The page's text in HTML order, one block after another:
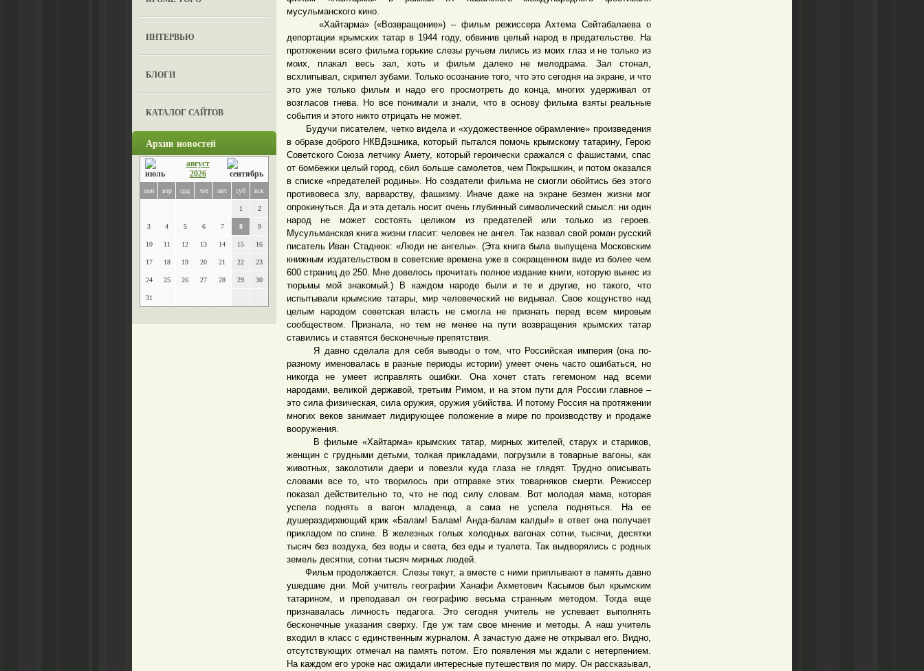
ИНТЕРВЬЮ
БЛОГИ
КАТАЛОГ САЙТОВ
Архив новостей
август
2026
пон втр срд чет пят суб вск
1 2
3 4 5 6 7 8 9
10 11 12 13 14 15 16
17 18 19 20 21 22 23
24 25 26 27 28 29 30
31
мусульманского кино.
«Хайтарма» («Возвращение») – фильм режиссера Ахтема Сейтабалаева о
депортации крымских татар в 1944 году, обвинив целый народ в предательстве. На
протяжении всего фильма горькие слезы ручьем лились из моих глаз и не только из
моих, плакал весь зал, хоть и фильм далеко не мелодрама. Зал стонал,
всхлипывал, скрипел зубами. Только осознание того, что это сегодня на экране, и что
это уже только фильм и надо его просмотреть до конца, многих удерживал от
возгласов гнева. Но все понимали и знали, что в основу фильма взяты реальные
события и этого никто отрицать не может.
Будучи писателем, четко видела и «художественное обрамление» произведения
в образе доброго НКВДэшника, который пытался помочь крымскому татарину, Герою
Советского Союза летчику Амету, который героически сражался с фашистами, спас
от бомбежки целый город, сбил больше самолетов, чем Покрышкин, и потом оказался
в списке «предателей родины». Но создатели фильма не смогли обойтись без этого
противовеса злу, варварству, фашизму. Иначе даже на экране безмен жизни мог
опрокинуться. Да и эта деталь носит очень глубинный символический смысл: ни один
народ не может состоять целиком из предателей или только из героев.
Мусульманская книга жизни гласит: человек не ангел. Так назвал свой роман русский
писатель Иван Стаднюк: «Люди не ангелы». (Эта книга была выпущена Московским
книжным издательством в советские времена уже в сокращенном виде из более чем
600 страниц до 250. Мне довелось прочитать полное издание книги, которую вынес из
тюрьмы мой знакомый.) В каждом народе были и те и другие, но такого, что
испытывали крымские татары, мир человеческий не видывал. Свое кощунство над
целым народом советская власть не смогла не признать перед всем мировым
сообществом. Признала, но тем не менее на пути возвращения крымских татар
ставились и ставятся бесконечные препятствия.
Я давно сделала для себя выводы о том, что Российская империя (она по-
разному именовалась в разные периоды истории) умеет очень часто ошибаться, но
никогда не умеет исправлять ошибки. Она хочет стать гегемоном над всеми
народами, великой державой, третьим Римом, и на этом пути для России главное –
это сила физическая, сила оружия, оружия убийства. И потому Россия на протяжении
многих веков занимает лидирующее положение в мире по производству и продаже
вооружения.
В фильме «Хайтарма» крымских татар, мирных жителей, старух и стариков,
женщин с грудными детьми, толкая прикладами, погрузили в товарные вагоны, как
животных, заколотили двери и повезли куда глаза не глядят. Трудно описывать
словами все то, что творилось при отправке этих товарняков смерти. Режиссер
показал действительно то, что не под силу словам. Вот молодая мама, которая
успела поднять в вагон младенца, а сама не успела подняться. На ее
душераздирающий крик «Балам! Балам! Анда-балам калды!» в ответ она получает
прикладом по спине. В железных голых холодных вагонах сотни, тысячи, десятки
тысяч без воздуха, без воды и света, без еды и туалета. Так выдворялись с родных
земель десятки, сотни тысяч мирных людей.
Фильм продолжается. Слезы текут, а вместе с ними приплывают в память давно
ушедшие дни. Мой учитель географии Ханафи Ахметович Касымов был крымским
татарином, и преподавал он географию весьма странным методом. Тогда еще
признавалась личность педагога. Это сегодня учитель не успевает выполнять
бесконечные указания сверху. Где уж там свое мнение и методы. А наш учитель
входил в класс с единственным журналом. А зачастую даже не открывал его. Видно,
отсутствующих отмечал на память потом. Его появления мы ждали с нетерпением.
На каждом его уроке нас ожидали интересные путешествия по миру. Он рассказывал,